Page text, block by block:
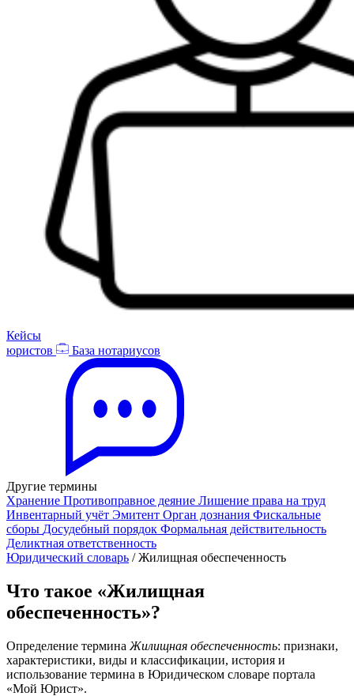
Кейсы
юристов
База нотариусов
Другие термины
Хранение Противоправное деяние Лишение права на труд
Инвентарный учёт Эмитент Орган дознания Фискальные
сборы Досудебный порядок Формальная действительность
Деликтная ответственность
Юридический словарь /Жилищная обеспеченность
Что такое «Жилищная
обеспеченность»?
Определение термина Жилищная обеспеченность: признаки,
характеристики, виды и классификации, история и
использование термина в Юридическом словаре портала
«Мой Юрист».